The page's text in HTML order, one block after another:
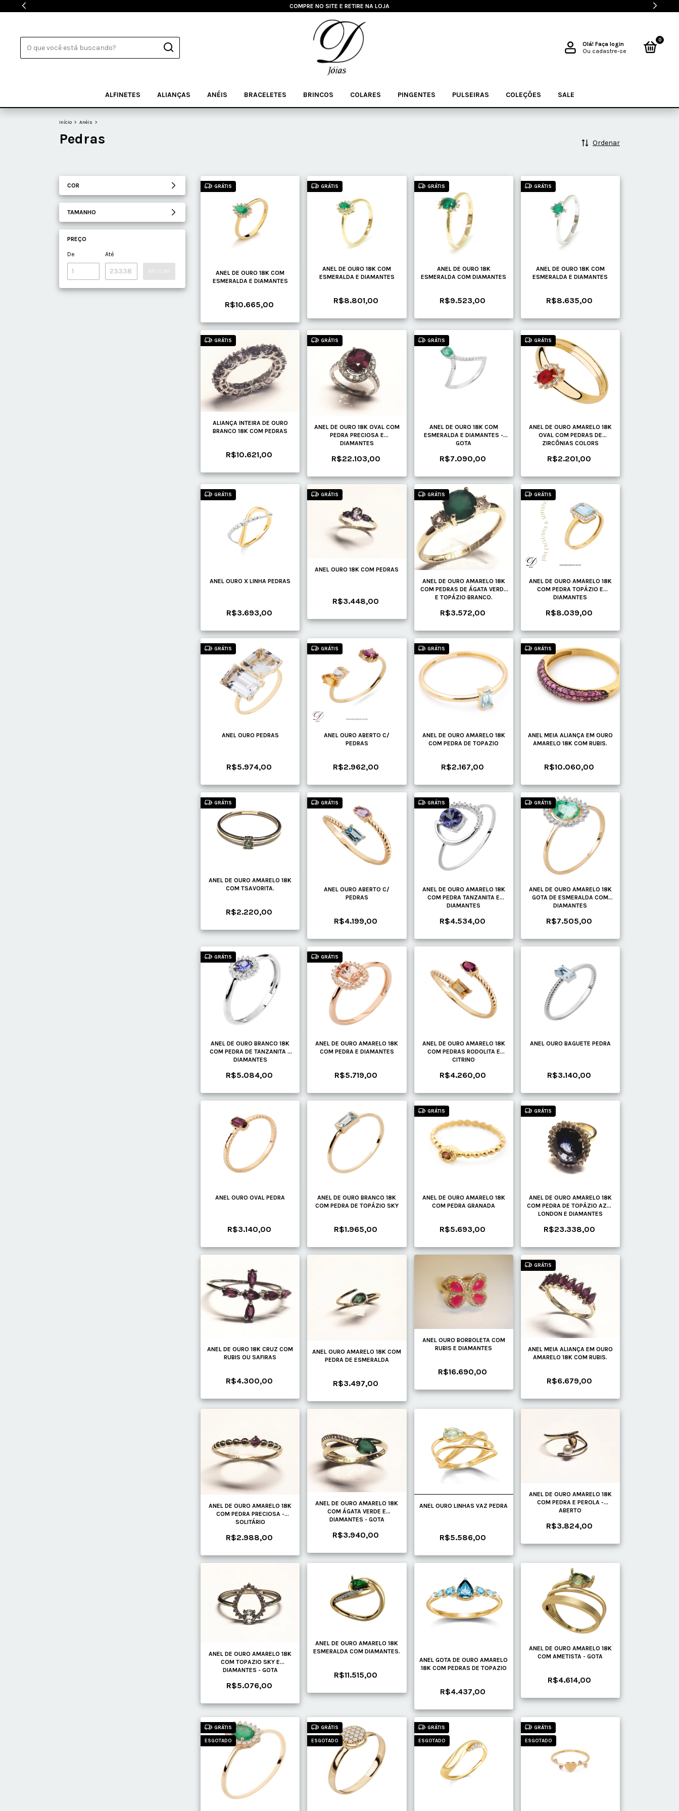
COMPRE NO SITE E RETIRE NA LOJA
Olá! Faça login
Ou cadastre-se
0
ALFINETES ALIANÇAS ANÉIS BRACELETES BRINCOS COLARES PINGENTES PULSEIRAS COLEÇÕES SALE
Início > Anéis >
Pedras Ordenar
COR
TAMANHO
PREÇO
De Até
GRÁTIS
ANEL DE OURO 18K COM
ESMERALDA E DIAMANTES
R$10.665,00
GRÁTIS
ANEL DE OURO 18K COM
ESMERALDA E DIAMANTES
R$8.801,00
GRÁTIS
ANEL DE OURO 18K
ESMERALDA COM DIAMANTES
R$9.523,00
GRÁTIS
ANEL DE OURO 18K COM
ESMERALDA E DIAMANTES
R$8.635,00
GRÁTIS
ALIANÇA INTEIRA DE OURO
BRANCO 18K COM PEDRAS
R$10.621,00
GRÁTIS
ANEL DE OURO 18K OVAL COM
PEDRA PRECIOSA E
DIAMANTES
R$22.103,00
GRÁTIS
ANEL DE OURO 18K COM
ESMERALDA E DIAMANTES -
GOTA
R$7.090,00
GRÁTIS
ANEL DE OURO AMARELO 18K
OVAL COM PEDRAS DE
ZIRCÔNIAS COLORS
R$2.201,00
GRÁTIS
ANEL OURO X LINHA PEDRAS
R$3.693,00
GRÁTIS
ANEL OURO 18K COM PEDRAS
R$3.448,00
GRÁTIS
ANEL DE OURO AMARELO 18K
COM PEDRAS DE ÁGATA VERDE
E TOPÁZIO BRANCO.
R$3.572,00
GRÁTIS
ANEL DE OURO AMARELO 18K
COM PEDRA TOPÁZIO E
DIAMANTES
R$8.039,00
GRÁTIS
ANEL OURO PEDRAS
R$5.974,00
GRÁTIS
ANEL OURO ABERTO C/
PEDRAS
R$2.962,00
GRÁTIS
ANEL DE OURO AMARELO 18K
COM PEDRA DE TOPAZIO
R$2.167,00
GRÁTIS
ANEL MEIA ALIANÇA EM OURO
AMARELO 18K COM RUBIS.
R$10.060,00
GRÁTIS
ANEL DE OURO AMARELO 18K
COM TSAVORITA.
R$2.220,00
GRÁTIS
ANEL OURO ABERTO C/
PEDRAS
R$4.199,00
GRÁTIS
ANEL DE OURO AMARELO 18K
COM PEDRA TANZANITA E
DIAMANTES
R$4.534,00
GRÁTIS
ANEL DE OURO AMARELO 18K
GOTA DE ESMERALDA COM
DIAMANTES
R$7.505,00
GRÁTIS
ANEL DE OURO BRANCO 18K
COM PEDRA DE TANZANITA E
DIAMANTES
R$5.084,00
GRÁTIS
ANEL DE OURO AMARELO 18K
COM PEDRA E DIAMANTES
R$5.719,00
ANEL DE OURO AMARELO 18K
COM PEDRAS RODOLITA E
CITRINO
R$4.260,00
ANEL OURO BAGUETE PEDRA
R$3.140,00
ANEL OURO OVAL PEDRA
R$3.140,00
ANEL DE OURO BRANCO 18K
COM PEDRA DE TOPÁZIO SKY
R$1.965,00
GRÁTIS
ANEL DE OURO AMARELO 18K
COM PEDRA GRANADA
R$5.693,00
GRÁTIS
ANEL DE OURO AMARELO 18K
COM PEDRA DE TOPÁZIO AZUL
LONDON E DIAMANTES
R$23.338,00
ANEL DE OURO 18K CRUZ COM
RUBIS OU SAFIRAS
R$4.300,00
ANEL OURO AMARELO 18K COM
PEDRA DE ESMERALDA
R$3.497,00
ANEL OURO BORBOLETA COM
RUBIS E DIAMANTES
R$16.690,00
GRÁTIS
ANEL MEIA ALIANÇA EM OURO
AMARELO 18K COM RUBIS.
R$6.679,00
ANEL DE OURO AMARELO 18K
COM PEDRA PRECIOSA -
SOLITÁRIO
R$2.988,00
ANEL DE OURO AMARELO 18K
COM ÁGATA VERDE E
DIAMANTES - GOTA
R$3.940,00
ANEL OURO LINHAS VAZ PEDRA
R$5.586,00
ANEL DE OURO AMARELO 18K
COM PEDRA E PEROLA -
ABERTO
R$3.824,00
ANEL DE OURO AMARELO 18K
COM TOPAZIO SKY E
DIAMANTES - GOTA
R$5.076,00
ANEL DE OURO AMARELO 18K
ESMERALDA COM DIAMANTES.
R$11.515,00
ANEL GOTA DE OURO AMARELO
18K COM PEDRAS DE TOPAZIO
R$4.437,00
ANEL DE OURO AMARELO 18K
COM AMETISTA - GOTA
R$4.614,00
GRÁTIS
ESGOTADO
GRÁTIS
ESGOTADO
GRÁTIS
ESGOTADO
GRÁTIS
ESGOTADO